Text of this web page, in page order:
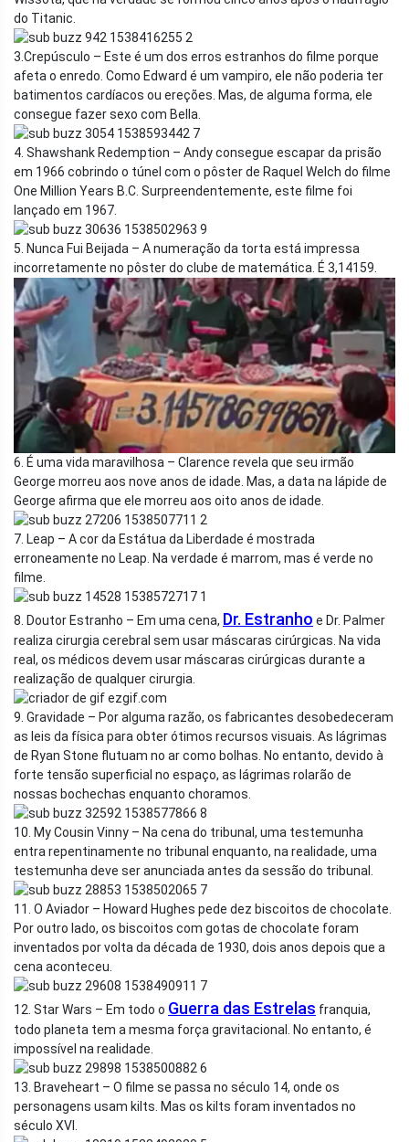
do Titanic.
3.Crepúsculo – Este é um dos erros estranhos do filme porque
afeta o enredo. Como Edward é um vampiro, ele não poderia ter
batimentos cardíacos ou ereções. Mas, de alguma forma, ele
consegue fazer sexo com Bella.
4. Shawshank Redemption – Andy consegue escapar da prisão
em 1966 cobrindo o túnel com o pôster de Raquel Welch do filme
One Million Years B.C. Surpreendentemente, este filme foi
lançado em 1967.
5. Nunca Fui Beijada – A numeração da torta está impressa
incorretamente no pôster do clube de matemática. É 3,14159.
6. É uma vida maravilhosa – Clarence revela que seu irmão
George morreu aos nove anos de idade. Mas, a data na lápide de
George afirma que ele morreu aos oito anos de idade.
7. Leap – A cor da Estátua da Liberdade é mostrada
erroneamente no Leap. Na verdade é marrom, mas é verde no
filme.
8. Doutor Estranho – Em uma cena, Dr. Estranho e Dr. Palmer
realiza cirurgia cerebral sem usar máscaras cirúrgicas. Na vida
real, os médicos devem usar máscaras cirúrgicas durante a
realização de qualquer cirurgia.
9. Gravidade – Por alguma razão, os fabricantes desobedeceram
as leis da física para obter ótimos recursos visuais. As lágrimas
de Ryan Stone flutuam no ar como bolhas. No entanto, devido à
forte tensão superficial no espaço, as lágrimas rolarão de
nossas bochechas enquanto choramos.
10. My Cousin Vinny – Na cena do tribunal, uma testemunha
entra repentinamente no tribunal enquanto, na realidade, uma
testemunha deve ser anunciada antes da sessão do tribunal.
11. O Aviador – Howard Hughes pede dez biscoitos de chocolate.
Por outro lado, os biscoitos com gotas de chocolate foram
inventados por volta da década de 1930, dois anos depois que a
cena aconteceu.
12. Star Wars – Em todo o Guerra das Estrelas franquia,
todo planeta tem a mesma força gravitacional. No entanto, é
impossível na realidade.
13. Braveheart – O filme se passa no século 14, onde os
personagens usam kilts. Mas os kilts foram inventados no
século XVI.